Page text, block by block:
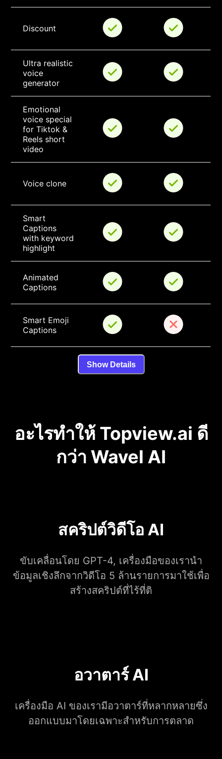
Discount
Ultra realistic
voice
generator
Emotional
voice special
for Tiktok &
Reels short
video
Voice clone
Smart
Captions
with keyword
highlight
Animated
Captions
Smart Emoji
Captions
Show Details
อะไรทำให้ Topview.ai ดี
กว่า Wavel AI
สคริปต์วิดีโอ AI
ขับเคลื่อนโดย GPT-4, เครื่องมือของเรานำ
ข้อมูลเชิงลึกจากวิดีโอ 5 ล้านรายการมาใช้เพื่อ
สร้างสคริปต์ที่ไร้ที่ติ
อวาตาร์ AI
เครื่องมือ AI ของเรามีอวาตาร์ที่หลากหลายซึ่ง
ออกแบบมาโดยเฉพาะสำหรับการตลาด